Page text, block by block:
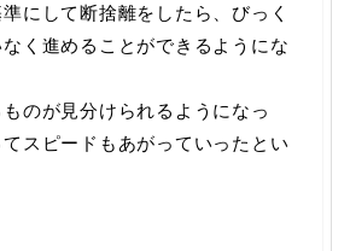
にして断捨離をしたら、びっく
く進めることができるようにな
のが見分けられるようになっ
スピードもあがっていったとい